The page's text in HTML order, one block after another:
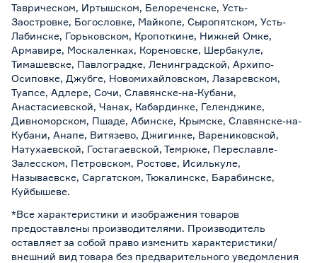
Таврическом, Иртышском, Белореченске, Усть-
Заостровке, Богословке, Майкопе, Сыропятском, Усть-
Лабинске, Горьковском, Кропоткине, Нижней Омке,
Армавире, Москаленках, Кореновске, Шербакуле,
Тимашевске, Павлоградке, Ленинградской, Архипо-
Осиповке, Джубге, Новомихайловском, Лазаревском,
Туапсе, Адлере, Сочи, Славянске-на-Кубани,
Анастасиевской, Чанах, Кабардинке, Геленджике,
Дивноморском, Пшаде, Абинске, Крымске, Славянске-на-
Кубани, Анапе, Витязево, Джигинке, Варениковской,
Натухаевской, Гостагаевской, Темрюке, Переславле-
Залесском, Петровском, Ростове, Исилькуле,
Называевске, Саргатском, Тюкалинске, Барабинске,
Куйбышеве.
*Все характеристики и изображения товаров
предоставлены производителями. Производитель
оставляет за собой право изменить характеристики/
внешний вид товара без предварительного уведомления